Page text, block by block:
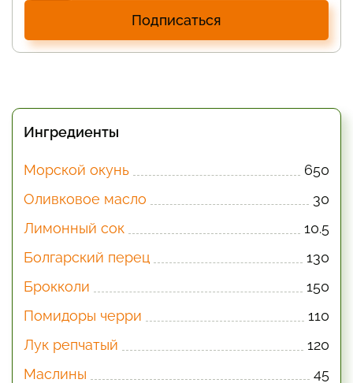
Подписаться
Ингредиенты
Морской окунь
650
Оливковое масло
30
Лимонный сок
10.5
Болгарский перец
130
Брокколи
150
Помидоры черри
110
Лук репчатый
120
Маслины
45